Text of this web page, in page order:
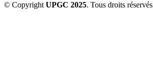
© Copyright UPGC 2025. Tous droits réservés